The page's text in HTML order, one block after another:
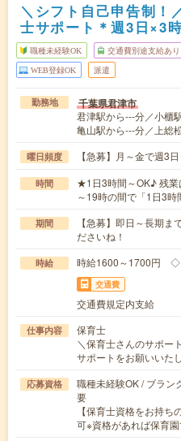
＼シフト自己申告制！
士サポート＊週3日×3
職種未経験OK 交通費別途支給あり
WEB登録OK 派遣
勤務地 千葉県君津市
君津駅から---分／小櫃
亀山駅から---分／上総
曜日頻度 【急募】月～金で週3
時間
★1日3時間～OK♪ 残業
～19時の間で「1日3
期間
【急募】即日～長期ま
ださいね！
時給 時給1600～1700円 ◇
交通費
交通費規定内支給
仕事内容
保育士
＼保育士さんのサポー
サポートをお願いい
応募資格
職種未経験OK / ブラン
要
【保育士資格をお持
可※資格があれば保育